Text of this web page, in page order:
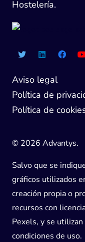
Hostelería.
Aviso legal
Política de
Política de
© 2026 Advantys.
Salvo que se
gráficos utilizados
creación propia o
recursos con
Pexels, y se
condiciones de uso.